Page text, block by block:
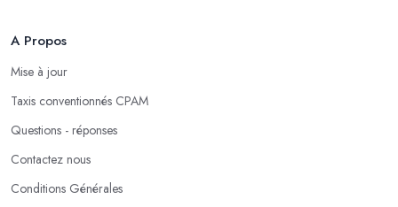
A Propos
Mise à jour
Taxis conventionnés CPAM
Questions - réponses
Contactez nous
Conditions Générales